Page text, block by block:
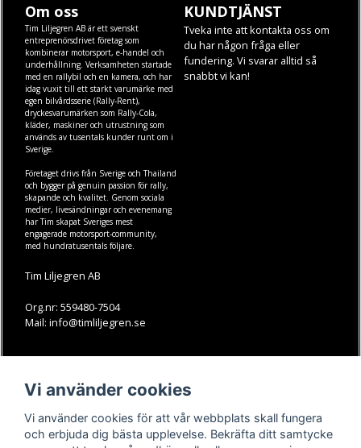
Om oss
Tim Liljegren AB är ett svenskt
entreprenörsdrivet företag som
kombinerar motorsport, e-handel och
underhållning. Verksamheten startade
med en rallybil och en kamera, och har
idag vuxit till ett starkt varumärke med
egen bilvårdsserie (Rally-Rent),
dryckesvarumärken som Rally-Cola,
kläder, maskineroch utrustning som
används av tusentals kunder runt om i
Sverige.
Företaget drivs från Sverige och Thailand
och bygger på genuin passion för rally,
skapande och kvalitet. Genom sociala
medier, livesändningar och evenemang
har Tim skapat Sveriges mest
engagerade motorsport-community,
med hundratusentals följare.
Tim Liljegren AB
Org.nr: 559480-7504
Mail: info@timliljegren.se
KUNDTJÄNST
Tveka inte att kontakta oss om
du har någon fråga eller
fundering. Vi svarar alltid så
snabbt vi kan!
Köpvillkor
Kontakt
Youtube-videos
Instagram
Youtube
Vi använder cookies
Vi använder cookies för att vår webbplats skall fungera
och erbjuda dig bästa upplevelse. Bekräfta ditt samtycke